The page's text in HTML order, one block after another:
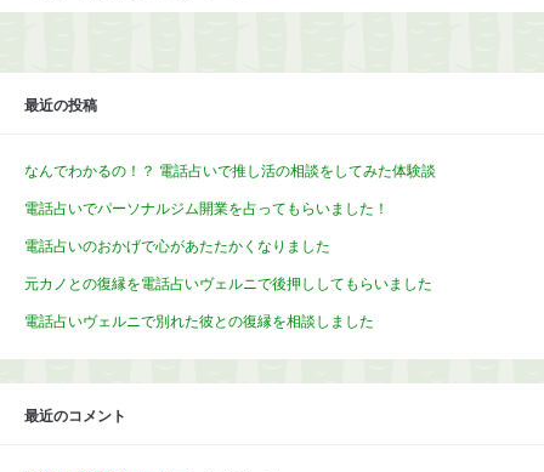
最近の投稿
なんでわかるの！？ 電話占いで推し活の相談をしてみた体験談
電話占いでパーソナルジム開業を占ってもらいました！
電話占いのおかげで心があたたかくなりました
元カノとの復縁を電話占いヴェルニで後押ししてもらいました
電話占いヴェルニで別れた彼との復縁を相談しました
最近のコメント